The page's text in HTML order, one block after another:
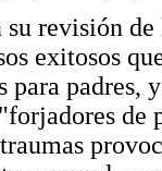
revisión
exitosos
para
de